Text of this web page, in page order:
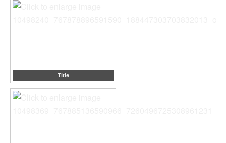
Title